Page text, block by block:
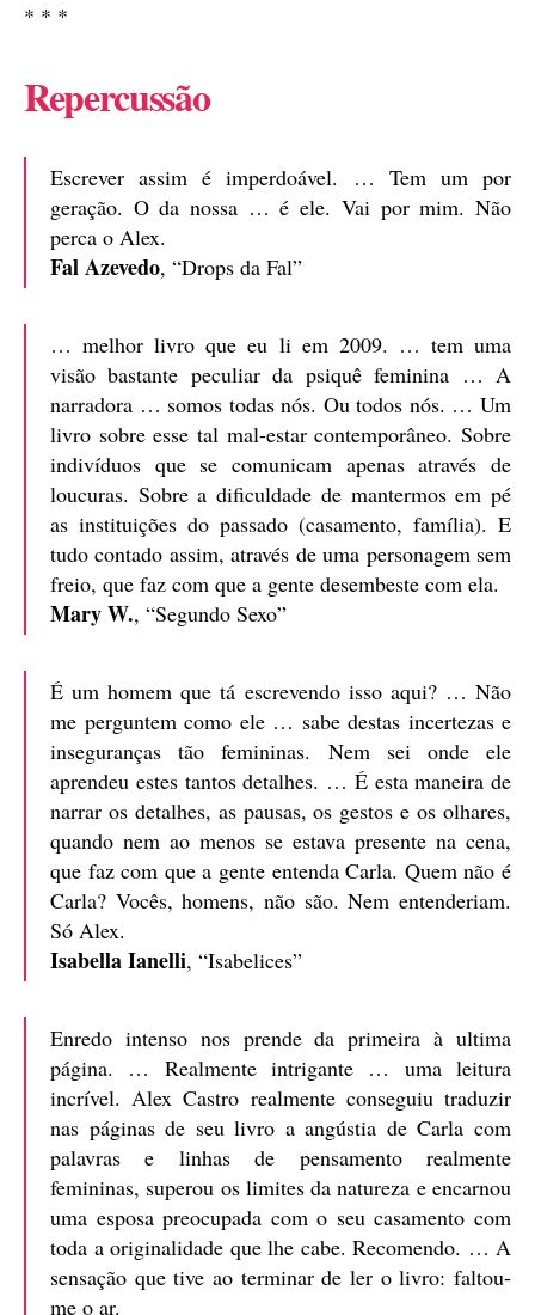
* * *
Repercussão
Escrever assim é imperdoável. … Tem um por
geração. O da nossa … é ele. Vai por mim. Não
perca o Alex.
Fal Azevedo, “Drops da Fal”
… melhor livro que eu li em 2009. … tem uma
visão bastante peculiar da psiquê feminina … A
narradora … somos todas nós. Ou todos nós. … Um
livro sobre esse tal mal-estar contemporâneo. Sobre
indivíduos que se comunicam apenas através de
loucuras. Sobre a dificuldade de mantermos em pé
as instituições do passado (casamento, família). E
tudo contado assim, através de uma personagem sem
freio, que faz com que a gente desembeste com ela.
Mary W., “Segundo Sexo”
É um homem que tá escrevendo isso aqui? … Não
me perguntem como ele … sabe destas incertezas e
inseguranças tão femininas. Nem sei onde ele
aprendeu estes tantos detalhes. … É esta maneira de
narrar os detalhes, as pausas, os gestos e os olhares,
quando nem ao menos se estava presente na cena,
que faz com que a gente entenda Carla. Quem não é
Carla? Vocês, homens, não são. Nem entenderiam.
Só Alex.
Isabella Ianelli, “Isabelices”
Enredo intenso nos prende da primeira à ultima
página. … Realmente intrigante … uma leitura
incrível. Alex Castro realmente conseguiu traduzir
nas páginas de seu livro a angústia de Carla com
palavras e linhas de pensamento realmente
femininas, superou os limites da natureza e encarnou
uma esposa preocupada com o seu casamento com
toda a originalidade que lhe cabe. Recomendo. … A
sensação que tive ao terminar de ler o livro: faltou-
me o ar.